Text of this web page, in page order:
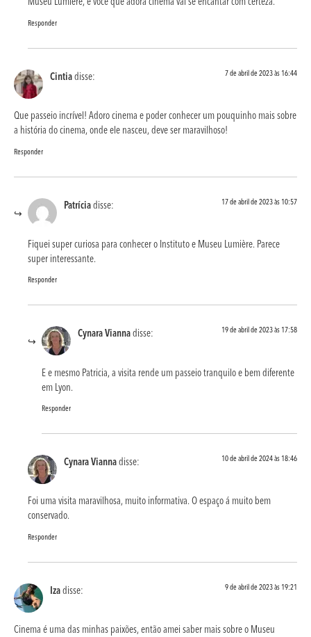
Responder
Cintiadisse: 7 de abril de 2023 às 16:44
Que passeio incrível! Adoro cinema e poder conhecer um pouquinho mais sobre
a história do cinema, onde ele nasceu, deve ser maravilhoso!
Responder
Patríciadisse: 17 de abril de 2023 às 10:57
Fiquei super curiosa para conhecer o Instituto e Museu Lumière. Parece
super interessante.
Responder
Cynara Viannadisse: 19 de abril de 2023 às 17:58
E e mesmo Patricia, a visita rende um passeio tranquilo e bem diferente
em Lyon.
Responder
Cynara Viannadisse: 10 de abril de 2024 às 18:46
Foi uma visita maravilhosa, muito informativa. O espaço á muito bem
conservado.
Responder
Izadisse: 9 de abril de 2023 às 19:21
Cinema é uma das minhas paixões, então amei saber mais sobre o Museu